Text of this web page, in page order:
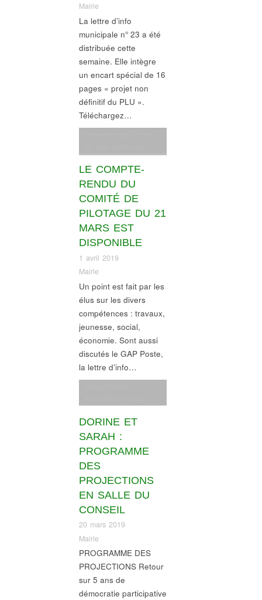
Mairie
La lettre d’info
municipale n° 23 a été
distribuée cette
semaine. Elle intègre
un encart spécial de 16
pages « projet non
définitif du PLU ».
Téléchargez…
LE COMPTE-
RENDU DU
COMITÉ DE
PILOTAGE DU 21
MARS EST
DISPONIBLE
1 avril 2019
Mairie
pilotage
Un point est fait par les
élus sur les divers
compétences : travaux,
jeunesse, social,
économie. Sont aussi
discutés le GAP Poste,
la lettre d’info…
DORINE ET
SARAH :
PROGRAMME
DES
PROJECTIONS
EN SALLE DU
CONSEIL
20 mars 2019
Mairie
PROGRAMME DES
PROJECTIONS Retour
sur 5 ans de
démocratie participative